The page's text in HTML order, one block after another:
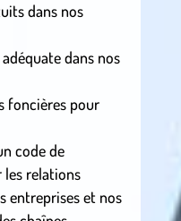
dans nos
dans nos
foncières pour
code de
relations
entreprises et nos